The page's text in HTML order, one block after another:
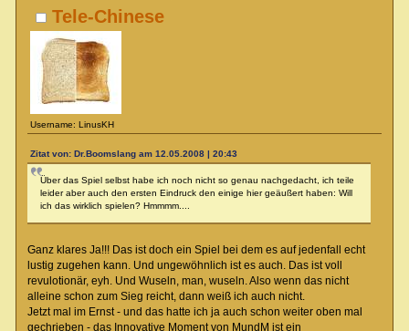
Tele-Chinese
Username: LinusKH
Zitat von: Dr.Boomslang am 12.05.2008 | 20:43
Über das Spiel selbst habe ich noch nicht so genau nachgedacht, ich teile
leider aber auch den ersten Eindruck den einige hier geäußert haben: Will
ich das wirklich spielen? Hmmmm....
Ganz klares Ja!!! Das ist doch ein Spiel bei dem es auf jedenfall echt
lustig zugehen kann. Und ungewöhnlich ist es auch. Das ist voll
revulotionär, eyh. Und Wuseln, man, wuseln. Also wenn das nicht
alleine schon zum Sieg reicht, dann weiß ich auch nicht.
Jetzt mal im Ernst - und das hatte ich ja auch schon weiter oben mal
gechrieben - das Innovative Moment von MundM ist ein